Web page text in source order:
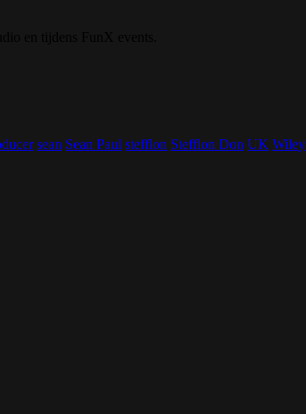
sean Sean Paul stefflon Stefflon Don UK Wiley